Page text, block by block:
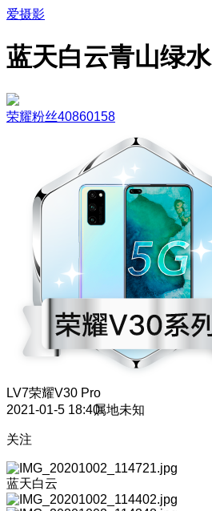
爱摄影
蓝天白云青山绿水
荣耀粉丝40860158
LV7荣耀V30 Pro
2021-01-5 18:40属地未知
关注
蓝天白云